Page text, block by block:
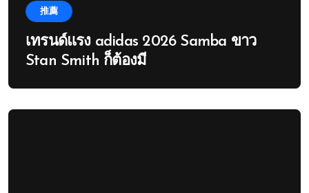
推薦
เทรนด์แรง adidas 2026 Samba ขาว
Stan Smith ก็ต้องมี